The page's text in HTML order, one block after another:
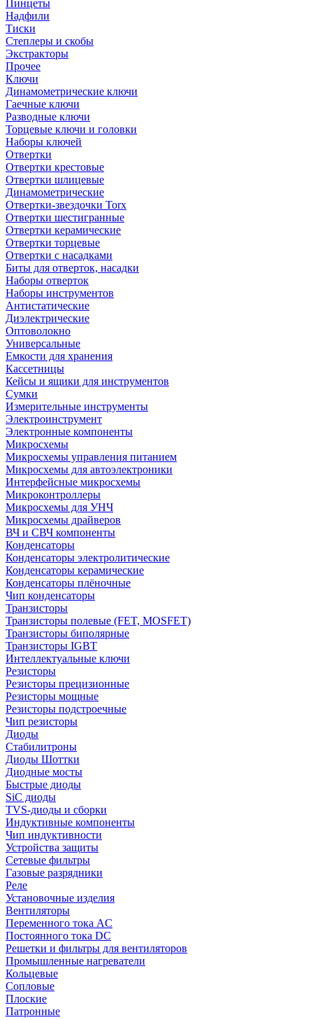
Пинцеты
Надфили
Тиски
Степлеры и скобы
Экстракторы
Прочее
Ключи
Динамометрические ключи
Гаечные ключи
Разводные ключи
Торцевые ключи и головки
Наборы ключей
Отвертки
Отвертки крестовые
Отвертки шлицевые
Динамометрические
Отвертки-звездочки Torx
Отвертки шестигранные
Отвертки керамические
Отвертки торцевые
Отвертки с насадками
Биты для отверток, насадки
Наборы отверток
Наборы инструментов
Антистатические
Диэлектрические
Оптоволокно
Универсальные
Емкости для хранения
Кассетницы
Кейсы и ящики для инструментов
Сумки
Измерительные инструменты
Электроинструмент
Электронные компоненты
Микросхемы
Микросхемы управления питанием
Микросхемы для автоэлектроники
Интерфейсные микросхемы
Микроконтроллеры
Микросхемы для УНЧ
Микросхемы драйверов
ВЧ и СВЧ компоненты
Конденсаторы
Конденсаторы электролитические
Конденсаторы керамические
Конденсаторы плёночные
Чип конденсаторы
Транзисторы
Транзисторы полевые (FET, MOSFET)
Транзисторы биполярные
Транзисторы IGBT
Интеллектуальные ключи
Резисторы
Резисторы прецизионные
Резисторы мощные
Резисторы подстроечные
Чип резисторы
Диоды
Стабилитроны
Диоды Шоттки
Диодные мосты
Быстрые диоды
SiC диоды
TVS-диоды и сборки
Индуктивные компоненты
Чип индуктивности
Устройства защиты
Сетевые фильтры
Газовые разрядники
Реле
Установочные изделия
Вентиляторы
Переменного тока AC
Постоянного тока DC
Решетки и фильтры для вентиляторов
Промышленные нагреватели
Кольцевые
Сопловые
Плоские
Патронные